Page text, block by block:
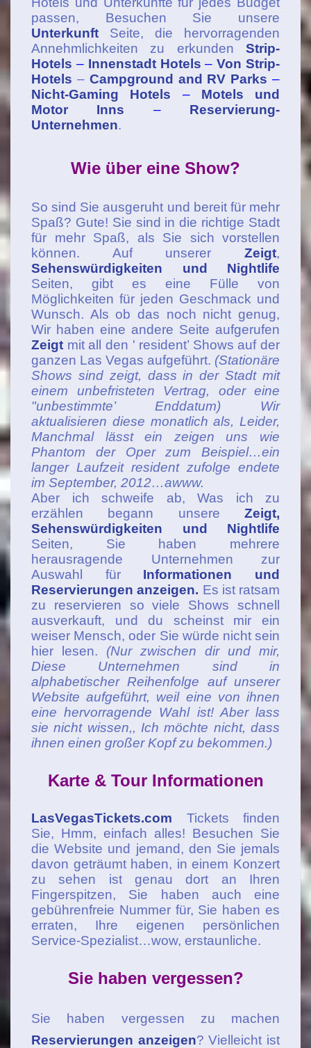
passen, Besuchen Sie unsere
Unterkunft Seite, die hervorragenden
Annehmlichkeiten zu erkunden Strip-
Hotels – Innenstadt Hotels –Von Strip-
Hotels – Campground and RV Parks –
Nicht-Gaming Hotels – Motels und
Motor Inns
– Reservierung-
Unternehmen.
Wie über eine Show?
So sind Sie ausgeruht und bereit für mehr
Spaß? Gute! Sie sind in die richtige Stadt
für mehr Spaß, als Sie sich vorstellen
können. Auf unserer Zeigt,
Sehenswürdigkeiten und Nightlife
Seiten, gibt es eine Fülle von
Möglichkeiten für jeden Geschmack und
Wunsch. Als ob das noch nicht genug,
Wir haben eine andere Seite aufgerufen
Zeigt mit all den ' resident’ Shows auf der
ganzen Las Vegas aufgeführt. (Stationäre
Shows sind zeigt, dass in der Stadt mit
einem unbefristeten Vertrag, oder eine
"unbestimmte’ Enddatum) Wir
aktualisieren diese monatlich als, Leider,
Manchmal lässt ein zeigen uns wie
Phantom der Oper zum Beispiel…ein
langer Laufzeit resident zufolge endete
im September, 2012…awww.
Aber ich schweife ab, Was ich zu
erzählen begann unsere Zeigt,
Sehenswürdigkeiten und Nightlife
Seiten, Sie haben mehrere
herausragende Unternehmen zur
Auswahl für Informationen und
Reservierungen anzeigen. Es ist ratsam
zu reservieren so viele Shows schnell
ausverkauft, und du scheinst mir ein
weiser Mensch, oder Sie würde nicht sein
hier lesen. (Nur zwischen dir und mir,
Diese Unternehmen sind in
alphabetischer Reihenfolge auf unserer
Website aufgeführt, weil eine von ihnen
eine hervorragende Wahl ist! Aber lass
sie nicht wissen,, Ich möchte nicht, dass
ihnen einen großer Kopf zu bekommen.)
Karte & Tour Informationen
LasVegasTickets.com Tickets finden
Sie, Hmm, einfach alles! Besuchen Sie
die Website und jemand, den Sie jemals
davon geträumt haben, in einem Konzert
zu sehen ist genau dort an Ihren
Fingerspitzen, Sie haben auch eine
gebührenfreie Nummer für, Sie haben es
erraten, Ihre eigenen persönlichen
Service-Spezialist…wow, erstaunliche.
Sie haben vergessen?
Sie haben vergessen zu machen
Reservierungen anzeigen? Vielleicht ist